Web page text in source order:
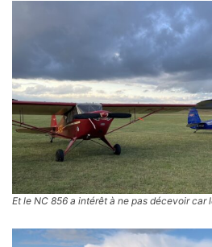
Et le NC 856 a intérêt à ne pas décevoir car